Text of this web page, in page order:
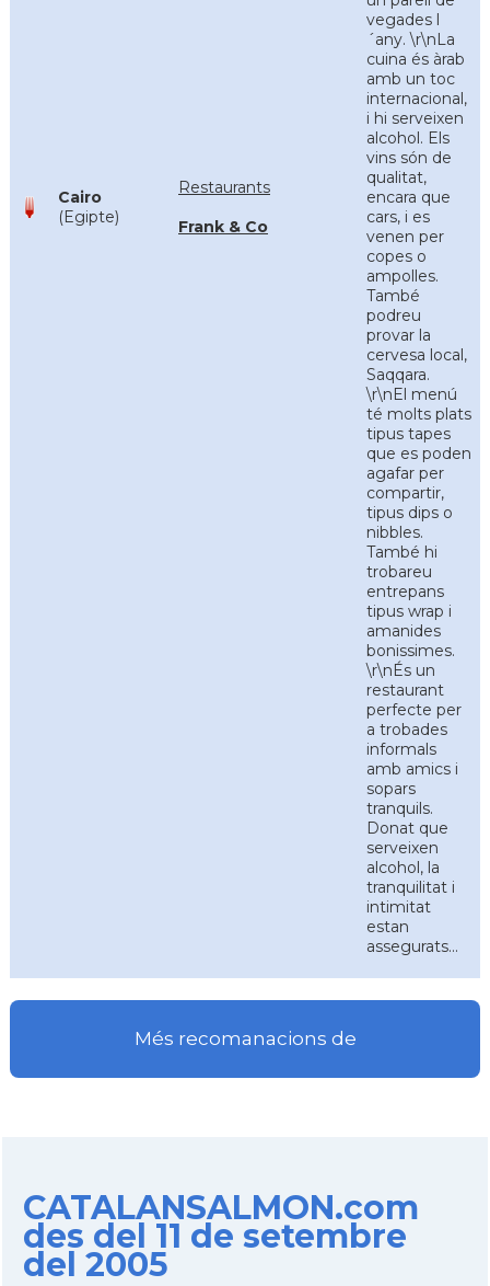
Cairo
(Egipte)
Restaurants
Frank & Co
vegades l
´any. \r\nLa
cuina és àrab
amb un toc
internacional,
i hi serveixen
alcohol. Els
vins són de
qualitat,
encara que
cars, i es
venen per
copes o
ampolles.
També
podreu
provar la
cervesa local,
Saqqara.
\r\nEl menú
té molts plats
tipus tapes
que es poden
agafar per
compartir,
tipus dips o
nibbles.
També hi
trobareu
entrepans
tipus wrap i
amanides
bonissimes.
\r\nÉs un
restaurant
perfecte per
a trobades
informals
amb amics i
sopars
tranquils.
Donat que
serveixen
alcohol, la
tranquilitat i
intimitat
estan
assegurats...
Més recomanacions de
CATALANSALMON.com
des del 11 de setembre
del 2005